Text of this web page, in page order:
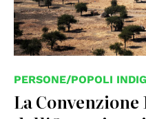
PERSONE/POPOLI
La Convenzione